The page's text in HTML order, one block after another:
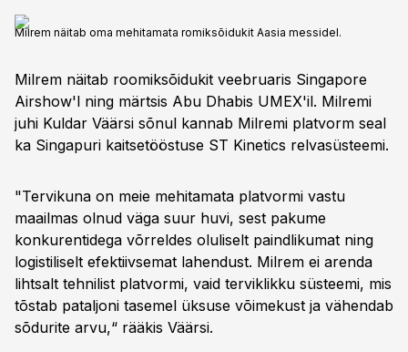
Milrem näitab oma mehitamata romiksõidukit Aasia messidel.
Milrem näitab roomiksõidukit veebruaris Singapore
Airshow'l ning märtsis Abu Dhabis UMEX'il. Milremi
juhi Kuldar Väärsi sõnul kannab Milremi platvorm seal
ka Singapuri kaitsetööstuse ST Kinetics relvasüsteemi.
"Tervikuna on meie mehitamata platvormi vastu
maailmas olnud väga suur huvi, sest pakume
konkurentidega võrreldes oluliselt paindlikumat ning
logistiliselt efektiivsemat lahendust. Milrem ei arenda
lihtsalt tehnilist platvormi, vaid terviklikku süsteemi, mis
tõstab pataljoni tasemel üksuse võimekust ja vähendab
sõdurite arvu,“ rääkis Väärsi.